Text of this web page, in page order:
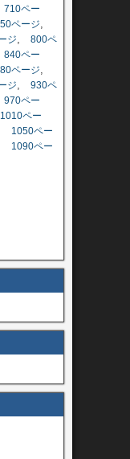
710ペー
ページ,
ジ, 800ペ
840ペー
ページ,
ジ, 930ペ
970ペー
1010ペー
1050ペー
1090ペー